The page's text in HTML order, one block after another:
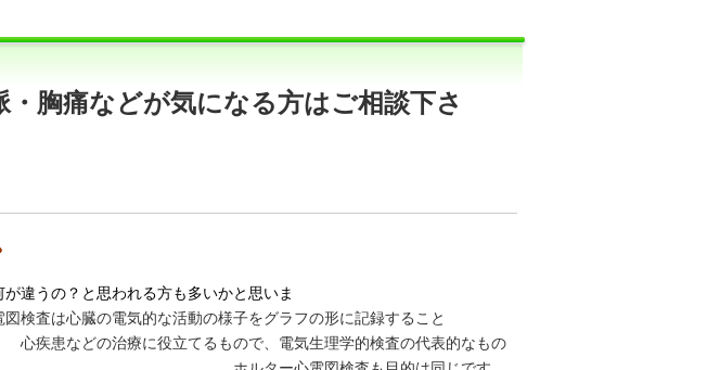
胸痛などが気になる方はご相談下さ
違うの？と思われる方も多いかと思いま
図検査は心臓の電気的な活動の様子をグラフの形に記録すること
立てるもので、電気生理学的検査の代表的なもの